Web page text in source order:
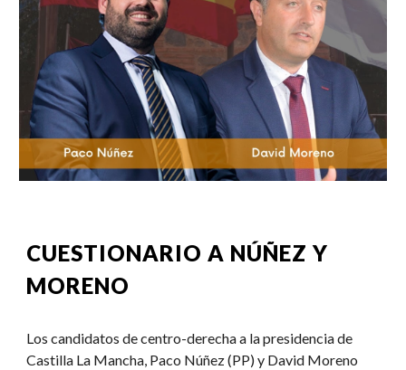
CUESTIONARIO A NÚÑEZ Y
MORENO
Los candidatos de centro-derecha a la presidencia de
Castilla La Mancha, Paco Núñez(PP) y David Moreno